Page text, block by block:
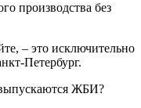
производства без
– это исключительно
Петербург.
ЖБИ?